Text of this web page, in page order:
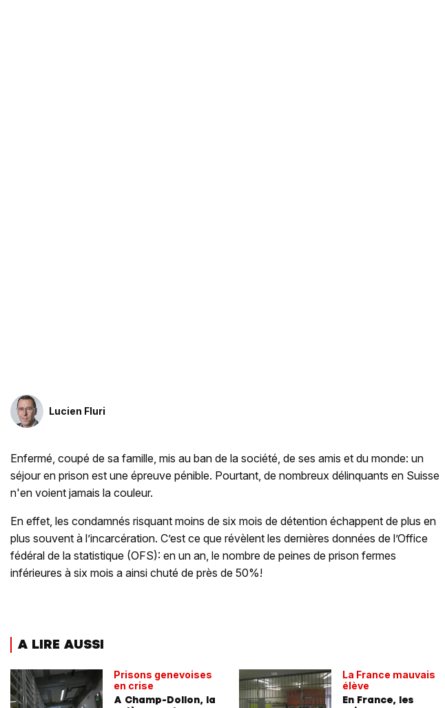
Lucien Fluri
Enfermé, coupé de sa famille, mis au ban de la société, de ses amis et du monde: un
séjour en prison est une épreuve pénible. Pourtant, de nombreux délinquants en Suisse
n'en voient jamais la couleur.
En effet, les condamnés risquant moins de six mois de détention échappent de plus en
plus souvent à l’incarcération. C’est ce que révèlent les dernières données de l’Office
fédéral de la statistique (OFS): en un an, le nombre de peines de prison fermes
inférieures à six mois a ainsi chuté de près de 50%!
A LIRE AUSSI
Prisons genevoises
en crise
A Champ-Dollon, la
La France mauvais
élève
En France, les